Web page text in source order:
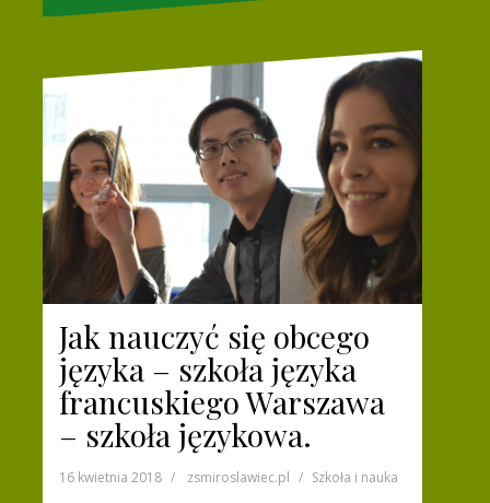
Jak nauczyć się obcego
języka – szkoła języka
francuskiego Warszawa
– szkoła językowa.
16 kwietnia 2018 zsmiroslawiec.pl Szkoła i nauka